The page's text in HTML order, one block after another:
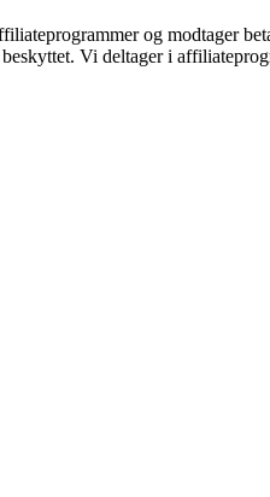
og modtager
Vi deltager i